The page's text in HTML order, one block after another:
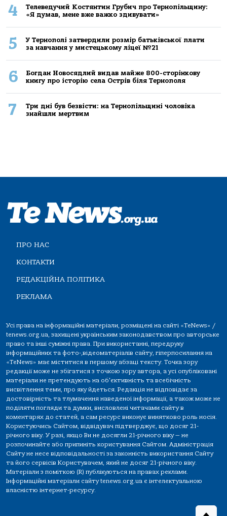
4
Телеведучий Костянтин Грубич про Тернопільщину:
«Я думав, мене вже важко здивувати»
5
У Тернополі затвердили розмір батьківської плати
за навчання у мистецькому ліцеї №21
6
Богдан Новосядлий видав майже 800-сторінкову
книгу про історію села Острів біля Тернополя
7
Три дні був безвісти: на Тернопільщині чоловіка
знайшли мертвим
ПРО НАС
КОНТАКТИ
РЕДАКЦІЙНА ПОЛІТИКА
РЕКЛАМА
Усі права на інформаційні матеріали, розміщені на сайті «TeNews» /
tenews.org.ua, захищені українським законодавством про авторське
право та інші суміжні права. При використанні, передруку
інформаційних та фото-,відеоматеріалів сайту, гіперпосилання на
«TeNews» має міститися в першому абзаці тексту. Точка зору
редакції може не збігатися з точкою зору автора, а усі опубліковані
матеріали не претендують на об'єктивність та всебічність
висвітлення теми, про яку йдеться. Редакція не відповідає за
достовірність та тлумачення наведеної інформації, а також може не
поділяти погляди та думки, висловлені читачами сайту в
коментарях до статей, а сам ресурс виконує винятково роль носія.
Користуючись Сайтом, відвідувач підтверджує, що досяг 21-
річного віку. У разі, якщо Ви не досягли 21-річного віку — не
розпочинайте або припиніть користування Сайтом. Адміністрація
Сайту не несе відповідальності за законність використання Сайту
та його сервісів Користувачем, який не досяг 21-річного віку.
Матеріали з поміткою (R) публікуються на правах реклами.
Інформаційні матеріали сайту tenews.org.ua є інтелектуальною
власністю інтернет-ресурсу.